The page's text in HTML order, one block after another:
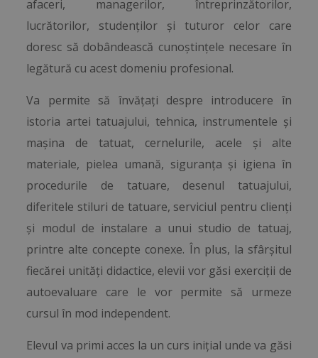
afaceri, managerilor, întreprinzătorilor,
lucrătorilor, studenților și tuturor celor care
doresc să dobândească cunoștințele necesare în
legătură cu acest domeniu profesional.
Va permite să învățați despre introducere în
istoria artei tatuajului, tehnica, instrumentele și
mașina de tatuat, cernelurile, acele și alte
materiale, pielea umană, siguranța și igiena în
procedurile de tatuare, desenul tatuajului,
diferitele stiluri de tatuare, serviciul pentru clienți
și modul de instalare a unui studio de tatuaj,
printre alte concepte conexe. În plus, la sfârșitul
fiecărei unități didactice, elevii vor găsi exerciții de
autoevaluare care le vor permite să urmeze
cursul în mod independent.
Elevul va primi acces la un curs inițial unde va găsi